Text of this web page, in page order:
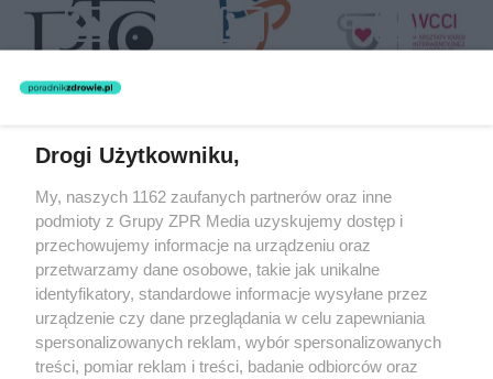
rozpowszechniany lub dalej rozpowszechniany w jakikolwiek sposób
(w tym także elektroniczny lub mechaniczny) na jakimkolwiek polu
eksploatacji w jakiejkolwiek formie, włącznie z umieszczaniem w
Internecie bez pisemnej zgody właściciela praw. Jakiekolwiek użycie
lub wykorzystanie utworów w całości lub w części z naruszeniem
prawa, tzn. bez właściwej zgody, jest zabronione pod groźbą kary i
może być ścigane prawnie.
Drogi Użytkowniku,
My, naszych 1162 zaufanych partnerów oraz inne
podmioty z Grupy ZPR Media uzyskujemy dostęp i
przechowujemy informacje na urządzeniu oraz
przetwarzamy dane osobowe, takie jak unikalne
identyfikatory, standardowe informacje wysyłane przez
urządzenie czy dane przeglądania w celu zapewniania
spersonalizowanych reklam, wybór spersonalizowanych
treści, pomiar reklam i treści, badanie odbiorców oraz